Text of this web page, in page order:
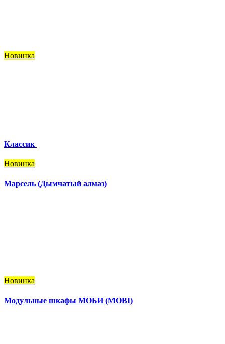
Новинка
Классик
Новинка
Марсель (Дымчатый алмаз)
Новинка
Модульные шкафы МОБИ (MOBI)